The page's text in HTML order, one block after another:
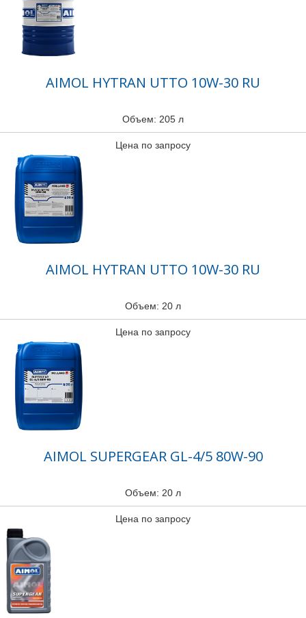
AIMOL HYTRAN UTTO 10W-30 RU
Объем: 205 л
Цена по запросу
AIMOL HYTRAN UTTO 10W-30 RU
Объем: 20 л
Цена по запросу
AIMOL SUPERGEAR GL-4/5 80W-90
Объем: 20 л
Цена по запросу